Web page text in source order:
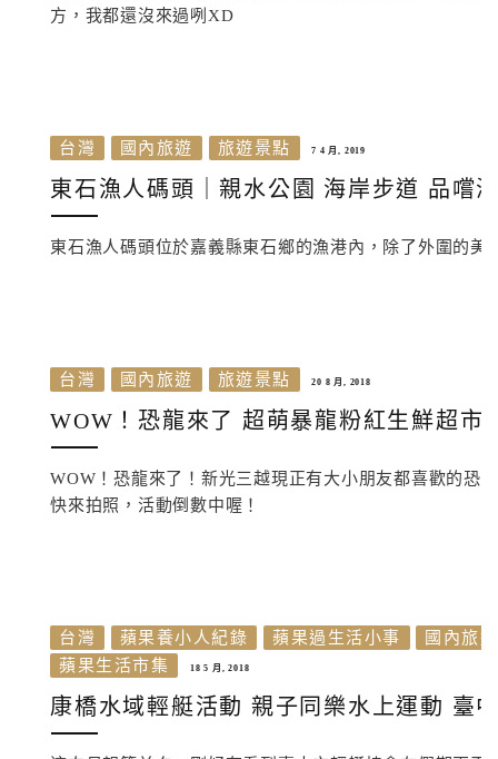
方，我都還沒來過咧XD
台灣 國內旅遊 旅遊景點 7 4 月, 2019
東石漁人碼頭｜親水公園 海岸步道 品嚐
東石漁人碼頭位於嘉義縣東石鄉的漁港內，除了外圍的
台灣 國內旅遊 旅遊景點 20 8 月, 2018
WOW！恐龍來了 超萌暴龍粉紅生鮮超
WOW！恐龍來了！新光三越現正有大小朋友都喜歡的恐
快來拍照，活動倒數中喔！
台灣 蘋果養小人紀錄 蘋果過生活小事
國內旅遊
蘋果生活市集
18 5 月, 2018
康橋水域輕艇活動 親子同樂水上運動 臺